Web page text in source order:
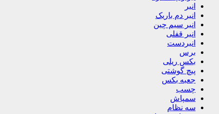
انبر
انبر دم باریک
انبر سیم چین
انبر قفلی
انبردست
برس
بکس ریلی
پیچ گوشتی
جعبه بکس
چسب
سمپاش
سه نظام